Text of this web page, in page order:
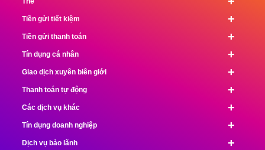
+
Tiền gửi tiết kiệm
+
Tiền gửi thanh toán
+
Tín dụng cá nhân
+
Giao dịch xuyên biên giới
+
Thanh toán tự động
+
Các dịch vụ khác
+
Tín dụng doanh nghiệp
+
Dịch vụ bảo lãnh